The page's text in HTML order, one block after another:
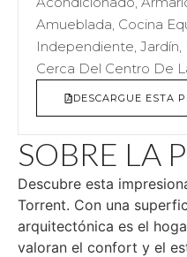
Amueblada, Cocina
Independiente, Jardín,
Cerca Del Centro De
DESCARGUE ESTA
SOBRE LA
Descubre esta
Torrent. Con una
arquitectónica es el
valoran el confort y el